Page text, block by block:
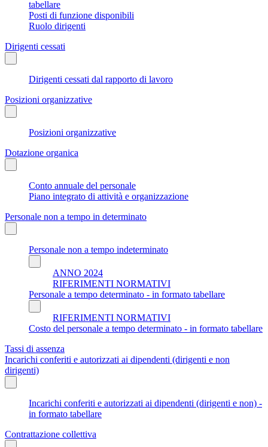
tabellare
Posti di funzione disponibili
Ruolo dirigenti
Dirigenti cessati
Dirigenti cessati dal rapporto di lavoro
Posizioni organizzative
Posizioni organizzative
Dotazione organica
Conto annuale del personale
Piano integrato di attività e organizzazione
Personale non a tempo in determinato
Personale non a tempo indeterminato
ANNO 2024
RIFERIMENTI NORMATIVI
Personale a tempo determinato - in formato tabellare
RIFERIMENTI NORMATIVI
Costo del personale a tempo determinato - in formato tabellare
Tassi di assenza
Incarichi conferiti e autorizzati ai dipendenti (dirigenti e non
dirigenti)
Incarichi conferiti e autorizzati ai dipendenti (dirigenti e non) -
in formato tabellare
Contrattazione collettiva